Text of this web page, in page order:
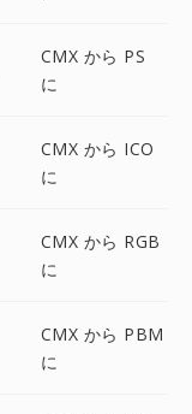
CMX から PS
に
CMX から ICO
に
CMX から RGB
に
CMX から PBM
に